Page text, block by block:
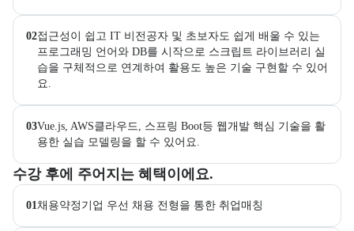
02접근성이 쉽고 IT 비전공자 및 초보자도 쉽게 배울 수 있는
프로그래밍 언어와 DB를 시작으로 스크립트 라이브러리 실
습을 구체적으로 연계하여 활용도 높은 기술 구현할 수 있어
요.
03Vue.js, AWS클라우드, 스프링 Boot등 웹개발 핵심 기술을 활
용한 실습 모델링을 할 수 있어요.
수강 후에 주어지는 혜택이에요.
교육과정 수강 시 제공되는 혜택 목록을 안내한다.
01채용약정기업 우선 채용 전형을 통한 취업매칭